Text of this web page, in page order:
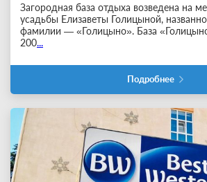
Загородная база отдыха возведена на
усадьбы Елизаветы Голицыной,
фамилии — «Голицыно». База
200...
Подробнее